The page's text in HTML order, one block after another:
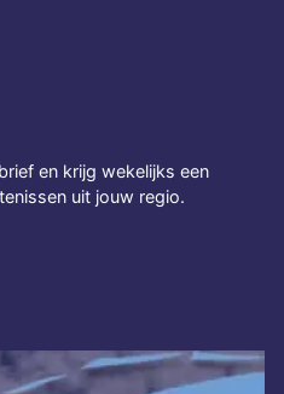
en krijg wekelijks een
uit jouw regio.